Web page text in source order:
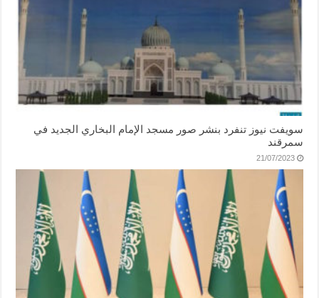
سويفت نيوز تنفرد بنشر صور مسجد الإمام البخاري الجديد في
سمرقند
21/07/2023